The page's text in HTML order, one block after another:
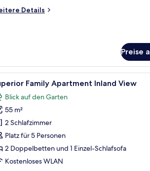
Details
Preise
einem Nachttisch, einer Lampe und Blick auf
Ein Hotelzimmer
8 Family Apartment Inland View
Blick auf den Garten
55 m²
2 Schlafzimmer
Platz für 5 Personen
2 Doppelbetten und 1 Einzel-Schlafsofa
Kostenloses WLAN